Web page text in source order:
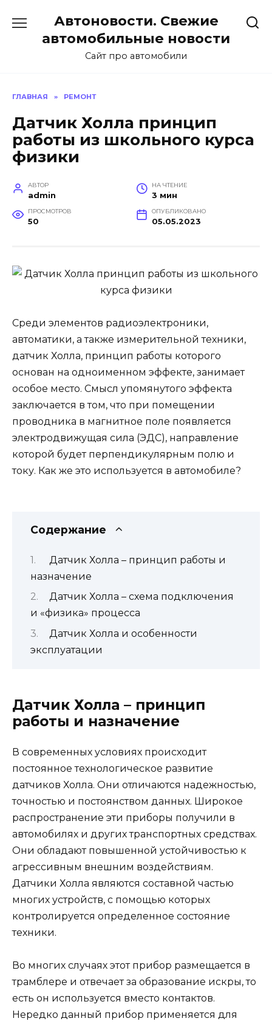
содержанию
Автоновости. Свежие
автомобильные новости
Сайт про автомобили
ГЛАВНАЯ » РЕМОНТ
Датчик Холла принцип
работы из школьного курса
физики
АВТОР
admin
НА ЧТЕНИЕ
3 мин
ПРОСМОТРОВ
50
ОПУБЛИКОВАНО
05.05.2023
Среди элементов радиоэлектроники,
автоматики, а также измерительной техники,
датчик Холла, принцип работы которого
основан на одноименном эффекте, занимает
особое место. Смысл упомянутого эффекта
заключается в том, что при помещении
проводника в магнитное поле появляется
электродвижущая сила (ЭДС), направление
которой будет перпендикулярным полю и
току. Как же это используется в автомобиле?
Содержание
Датчик Холла – принцип работы и
назначение
Датчик Холла – схема подключения
и «физика» процесса
Датчик Холла и особенности
эксплуатации
Датчик Холла – принцип
работы и назначение
В современных условиях происходит
постоянное технологическое развитие
датчиков Холла. Они отличаются надежностью,
точностью и постоянством данных. Широкое
распространение эти приборы получили в
автомобилях и других транспортных средствах.
Они обладают повышенной устойчивостью к
агрессивным внешним воздействиям.
Датчики Холла являются составной частью
многих устройств, с помощью которых
контролируется определенное состояние
техники.
Во многих случаях этот прибор размещается в
трамблере и отвечает за образование искры, то
есть он используется вместо контактов.
Нередко данный прибор применяется для